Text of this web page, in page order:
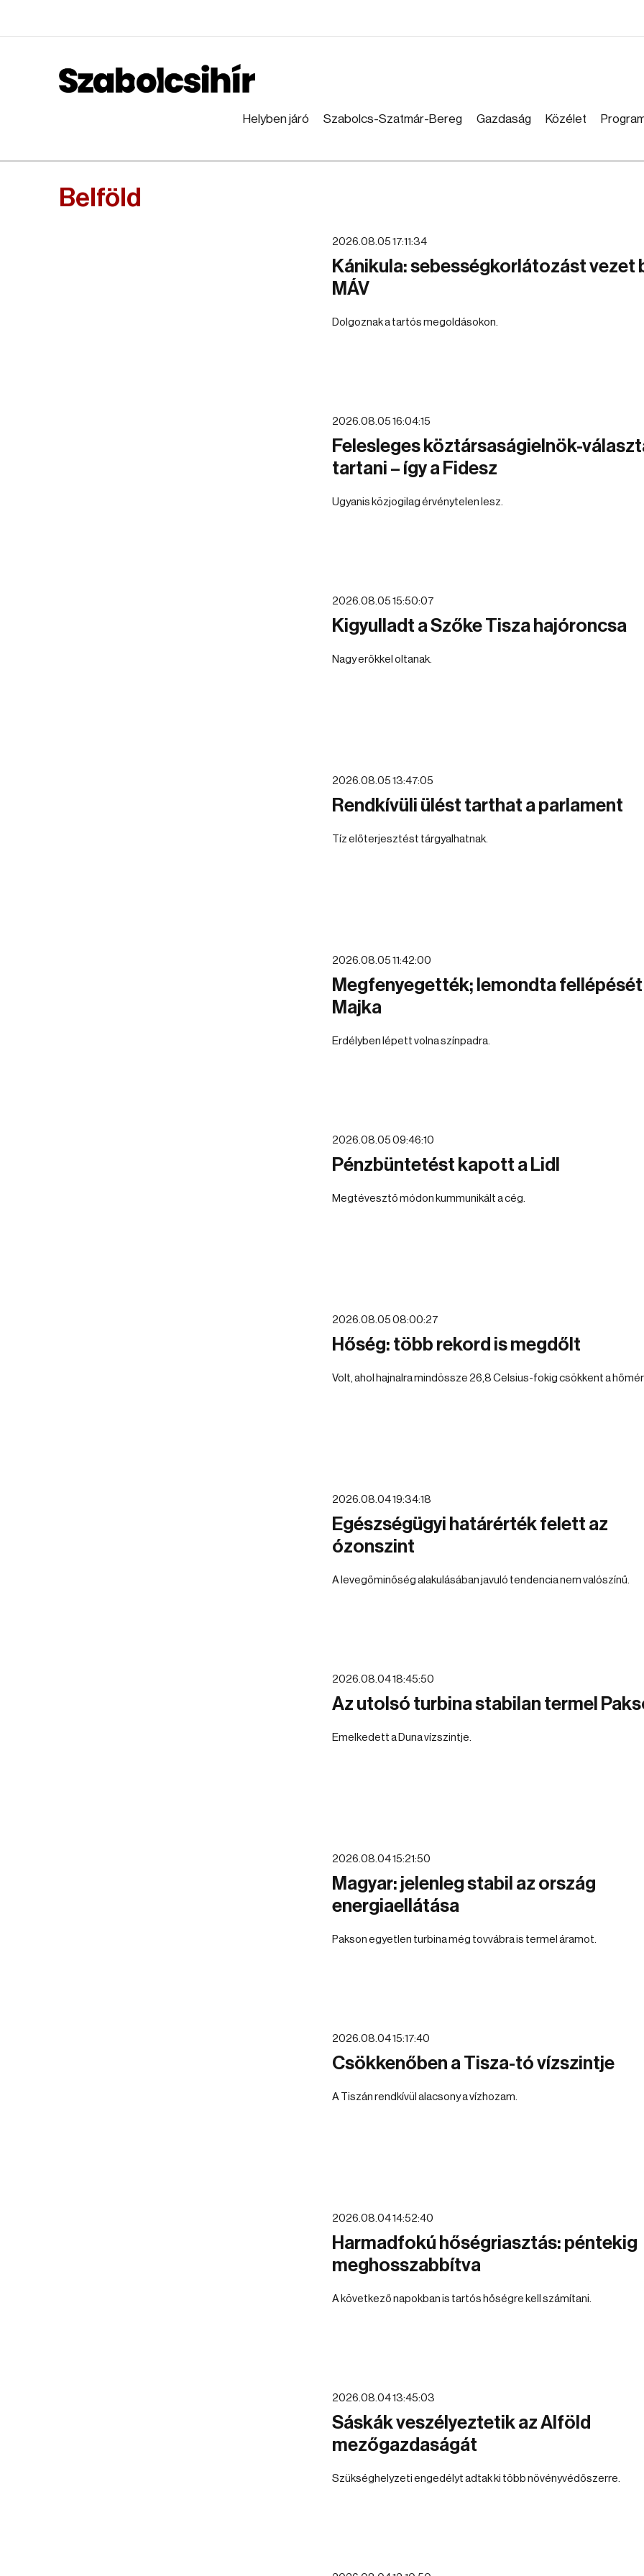
Helyben járó Szabolcs-Szatmár-Bereg Gazdaság Közélet
Belföld
2026.08.05 17:11:34
Kánikula: sebességkorlátozást vezet
MÁV
Dolgoznak a tartós megoldásokon.
2026.08.05 16:04:15
Felesleges köztársaságielnök-
tartani – így a Fidesz
Ugyanis közjogilag érvénytelen lesz.
2026.08.05 15:50:07
Kigyulladt a Szőke Tisza hajóroncsa
Nagy erőkkel oltanak.
2026.08.05 13:47:05
Rendkívüli ülést tarthat a parlament
Tíz előterjesztést tárgyalhatnak.
2026.08.05 11:42:00
Megfenyegették; lemondta fellépését
Majka
Erdélyben lépett volna színpadra.
2026.08.05 09:46:10
Pénzbüntetést kapott a Lidl
Megtévesztő módon kummunikált a cég.
2026.08.05 08:00:27
Hőség: több rekord is megdőlt
Volt, ahol hajnalra mindössze 26,8 Celsius-fokig csökkent a
2026.08.04 19:34:18
Egészségügyi határérték felett az
ózonszint
A levegőminőség alakulásában javuló tendencia nem valószínű.
2026.08.04 18:45:50
Az utolsó turbina stabilan termel
Emelkedett a Duna vízszintje.
2026.08.04 15:21:50
Magyar: jelenleg stabil az ország
energiaellátása
Pakson egyetlen turbina még tovvábra is termel áramot.
2026.08.04 15:17:40
Csökkenőben a Tisza-tó vízszintje
A Tiszán rendkívül alacsony a vízhozam.
2026.08.04 14:52:40
Harmadfokú hőségriasztás: péntekig
meghosszabbítva
A következő napokban is tartós hőségre kell számítani.
2026.08.04 13:45:03
Sáskák veszélyeztetik az Alföld
mezőgazdaságát
Szükséghelyzeti engedélyt adtak ki több növényvédőszerre.